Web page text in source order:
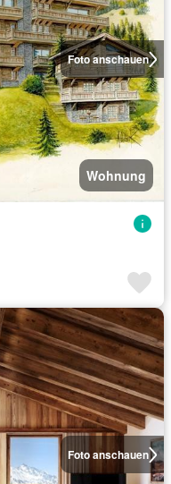
Foto anschauen
Wohnung
Foto anschauen